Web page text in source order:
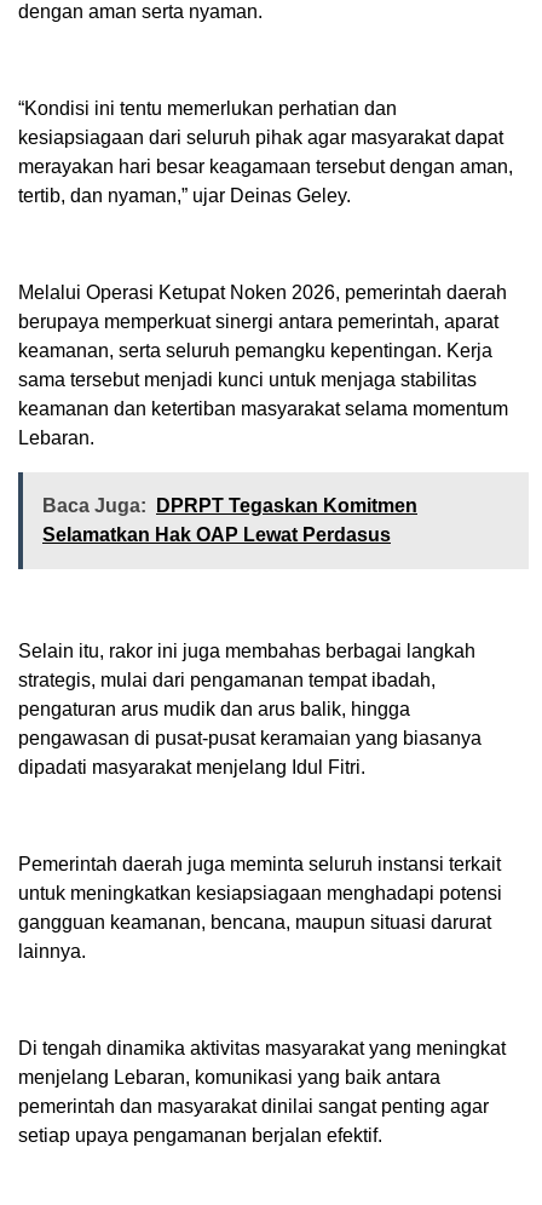
dengan aman serta nyaman.
“Kondisi ini tentu memerlukan perhatian dan
kesiapsiagaan dari seluruh pihak agar masyarakat dapat
merayakan hari besar keagamaan tersebut dengan aman,
tertib, dan nyaman,” ujar Deinas Geley.
Melalui Operasi Ketupat Noken 2026, pemerintah daerah
berupaya memperkuat sinergi antara pemerintah, aparat
keamanan, serta seluruh pemangku kepentingan. Kerja
sama tersebut menjadi kunci untuk menjaga stabilitas
keamanan dan ketertiban masyarakat selama momentum
Lebaran.
Baca Juga:
DPRPT Tegaskan Komitmen
Selamatkan Hak OAP Lewat Perdasus
Selain itu, rakor ini juga membahas berbagai langkah
strategis, mulai dari pengamanan tempat ibadah,
pengaturan arus mudik dan arus balik, hingga
pengawasan di pusat-pusat keramaian yang biasanya
dipadati masyarakat menjelang Idul Fitri.
Pemerintah daerah juga meminta seluruh instansi terkait
untuk meningkatkan kesiapsiagaan menghadapi potensi
gangguan keamanan, bencana, maupun situasi darurat
lainnya.
Di tengah dinamika aktivitas masyarakat yang meningkat
menjelang Lebaran, komunikasi yang baik antara
pemerintah dan masyarakat dinilai sangat penting agar
setiap upaya pengamanan berjalan efektif.